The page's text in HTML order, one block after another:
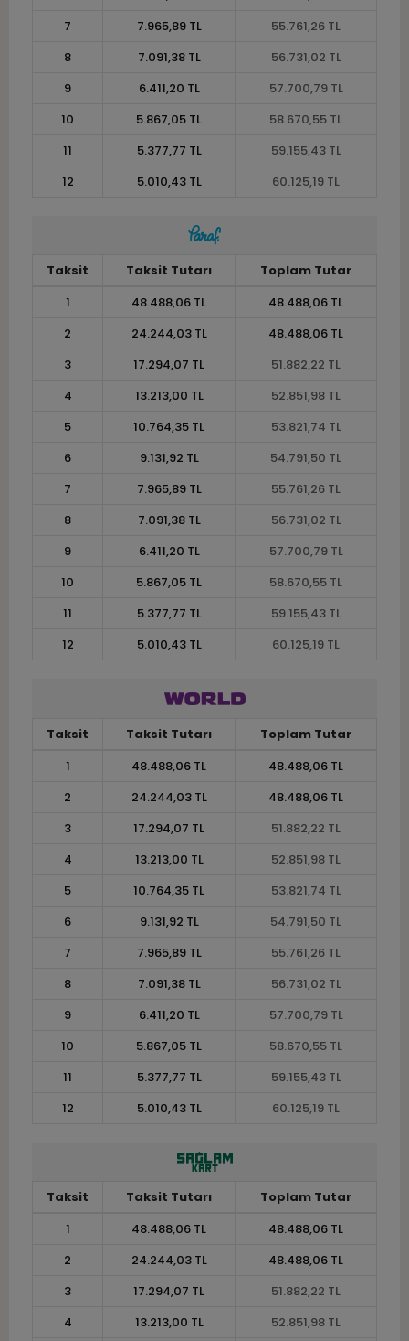
7
7.965,89 TL
55.761,26 TL
8
7.091,38 TL
56.731,02 TL
9
6.411,20 TL
57.700,79 TL
10
5.867,05 TL
58.670,55 TL
11
5.377,77 TL
59.155,43 TL
12
5.010,43 TL 60.125,19 TL
Taksit Taksit Tutarı
Toplam Tutar
1
48.488,06 TL
48.488,06 TL
2
24.244,03 TL
48.488,06 TL
3
17.294,07 TL
51.882,22 TL
4
13.213,00 TL
52.851,98 TL
5
10.764,35 TL
53.821,74 TL
6
9.131,92 TL
54.791,50 TL
7
7.965,89 TL
55.761,26 TL
8
7.091,38 TL
56.731,02 TL
9
6.411,20 TL
57.700,79 TL
10
5.867,05 TL
58.670,55 TL
11
5.377,77 TL
59.155,43 TL
12
5.010,43 TL 60.125,19 TL
Taksit Taksit Tutarı
Toplam Tutar
1
48.488,06 TL
48.488,06 TL
2
24.244,03 TL
48.488,06 TL
3
17.294,07 TL
51.882,22 TL
4
13.213,00 TL
52.851,98 TL
5
10.764,35 TL
53.821,74 TL
6
9.131,92 TL
54.791,50 TL
7
7.965,89 TL
55.761,26 TL
8
7.091,38 TL
56.731,02 TL
9
6.411,20 TL
57.700,79 TL
10
5.867,05 TL
58.670,55 TL
11
5.377,77 TL
59.155,43 TL
12
5.010,43 TL 60.125,19 TL
Taksit Taksit Tutarı
Toplam Tutar
1
48.488,06 TL
48.488,06 TL
2
24.244,03 TL
48.488,06 TL
3
17.294,07 TL
51.882,22 TL
4
13.213,00 TL
52.851,98 TL